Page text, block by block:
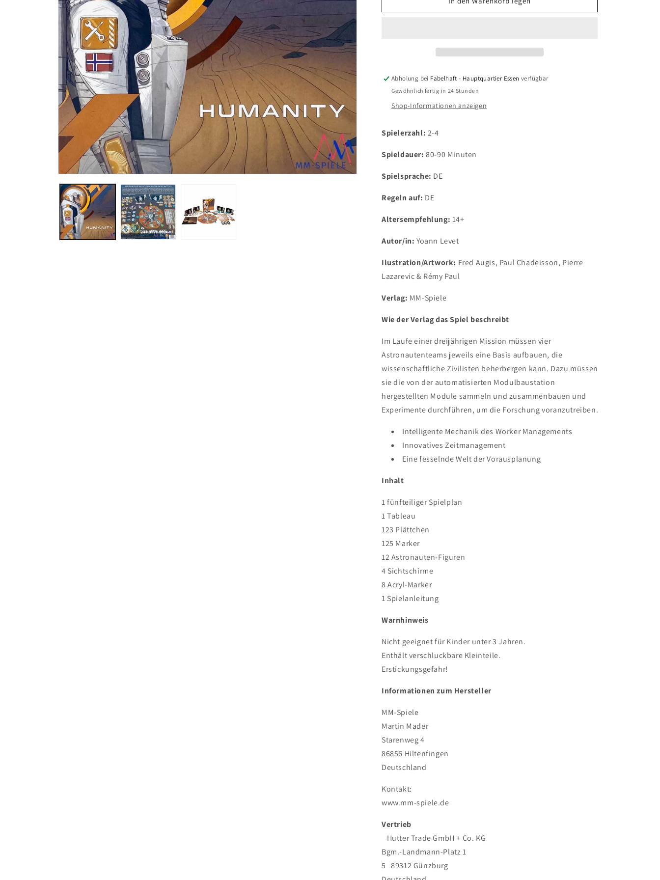
Humanity
Humanity
Abholung bei Fabelhaft - Hauptquartier Essen verfügbar
Gewöhnlich fertig in 24 Stunden
Shop-Informationen anzeigen
Spielerzahl: 2-4
Spieldauer:80-90 Minuten
Spielsprache: DE
Regeln auf: DE
Altersempfehlung: 14+
Autor/in: Yoann Levet
Ilustration/Artwork: Fred Augis, Paul Chadeisson, Pierre
Lazarevic & Rémy Paul
Verlag: MM-Spiele
Wie der Verlag das Spiel beschreibt
Im Laufe einer dreijährigen Mission müssen vier
Astronautenteams jeweils eine Basis aufbauen, die
wissenschaftliche Zivilisten beherbergen kann. Dazu müssen
sie die von der automatisierten Modulbaustation
hergestellten Module sammeln und zusammenbauen und
Experimente durchführen, um die Forschung voranzutreiben.
Intelligente Mechanik des Worker Managements
Innovatives Zeitmanagement
Eine fesselnde Welt der Vorausplanung
Inhalt
1 fünfteiliger Spielplan
1 Tableau
123 Plättchen
125 Marker
12 Astronauten-Figuren
4 Sichtschirme
8 Acryl-Marker
1 Spielanleitung
Warnhinweis
Nicht geeignet für Kinder unter 3 Jahren.
Enthält verschluckbare Kleinteile.
Erstickungsgefahr!
Informationen zum Hersteller
MM-Spiele
Martin Mader
Starenweg 4
86856 Hiltenfingen
Deutschland
Kontakt:
www.mm-spiele.de
Vertrieb
Hutter Trade GmbH + Co. KG
Bgm.-Landmann-Platz 1
5 89312 Günzburg